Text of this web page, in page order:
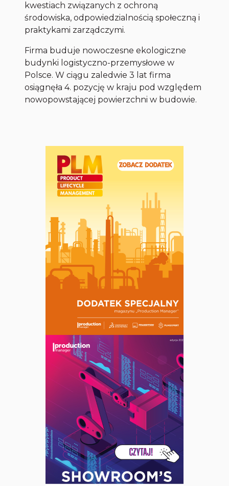
kwestiach związanych z ochroną
środowiska, odpowiedzialnością społeczną i
praktykami zarządczymi.
Firma buduje nowoczesne ekologiczne
budynki logistyczno-przemysłowe w
Polsce. W ciągu zaledwie 3 lat firma
osiągnęła 4. pozycję w kraju pod względem
nowopowstającej powierzchni w budowie.